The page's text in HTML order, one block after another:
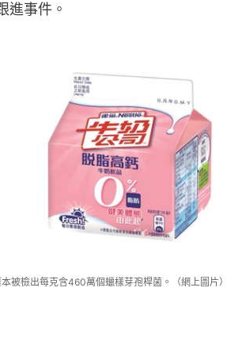
進事件。
被檢出每克含460萬個蠟樣芽孢桿菌。（網上圖片）